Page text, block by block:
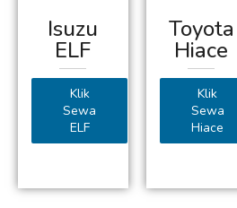
Isuzu
ELF
Klik
Sewa
ELF
Toyota
Hiace
Klik
Sewa
Hiace